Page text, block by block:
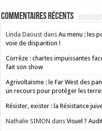
Commentaires récents
Linda Daoust dansAu menu : les
voie de disparition !
Corrèze : chartes impuissantes
fait son show
Agrivoltaïsme : le Far West des
un recours pour protéger les
Résister, exister : la Résistance
Nathalie SIMON dansVisuel ?